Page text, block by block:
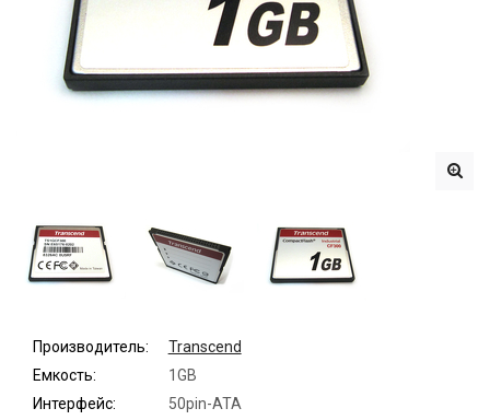
Производитель:
Transcend
Емкость:
1GB
Интерфейс:
50pin-ATA